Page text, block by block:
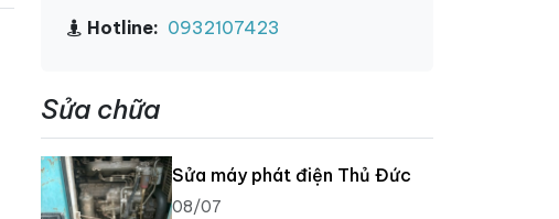
Hotline: 0932107423
Sửa chữa
Sửa máy phát điện Thủ Đức
08/07